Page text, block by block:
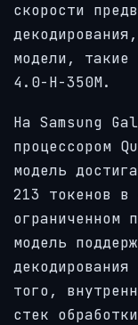
скорости
модели,
4.0-H-350M.
На Samsung
процессором
модель
213 токенов в
ограниченном
модель
того,
стек